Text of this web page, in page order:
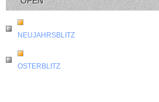
NEUJAHRSBLITZ
OSTERBLITZ